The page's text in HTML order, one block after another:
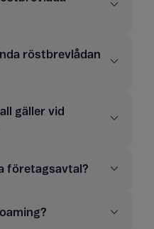
röstbrevlådan
gäller vid
företagsavtal?